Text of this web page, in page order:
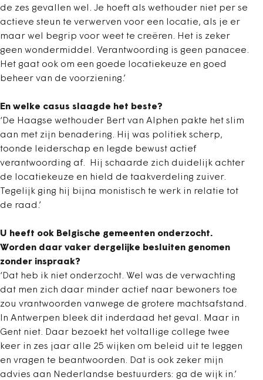
de zes gevallen wel. Je hoeft als wethouder niet per se
actieve steun te verwerven voor een locatie, als je er
maar wel begrip voor weet te creëren. Het is zeker
geen wondermiddel. Verantwoording is geen panacee.
Het gaat ook om een goede locatiekeuze en goed
beheer van de voorziening.’
En welke casus slaagde het beste?
‘De Haagse wethouder Bert van Alphen pakte het slim
aan met zijn benadering. Hij was politiek scherp,
toonde leiderschap en legde bewust actief
verantwoording af. Hij schaarde zich duidelijk achter
de locatiekeuze en hield de taakverdeling zuiver.
Tegelijk ging hij bijna monistisch te werk in relatie tot
de raad.’
U heeft ook Belgische gemeenten onderzocht.
Worden daar vaker dergelijke besluiten genomen
zonder inspraak?
‘Dat heb ik niet onderzocht. Wel was de verwachting
dat men zich daar minder actief naar bewoners toe
zou vrantwoorden vanwege de grotere machtsafstand.
In Antwerpen bleek dit inderdaad het geval. Maar in
Gent niet. Daar bezoekt het voltallige college twee
keer in zes jaar alle 25 wijken om beleid uit te leggen
en vragen te beantwoorden. Dat is ook zeker mijn
advies aan Nederlandse bestuurders: ga de wijk in.’